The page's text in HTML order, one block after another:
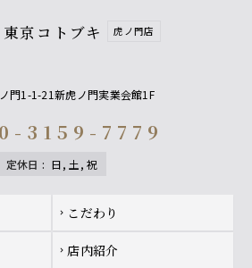
東京コトブキ 虎ノ門店
門1-1-21新虎ノ門実業会館1F
3159-7779
定休日 : 日, 土, 祝
chevron_right こだわり
chevron_right 店内紹介